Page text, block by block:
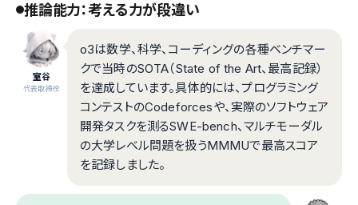
推論能力：考える力が段違い
室谷
代表取締役
o3は数学、科学、コーディングの各種ベンチマー
クで当時のSOTA（State of the Art、最高記録）
を達成しています。具体的には、プログラミング
コンテストのCodeforcesや、実際のソフトウェア
開発タスクを測るSWE-bench、マルチモーダル
の大学レベル問題を扱うMMMUで最高スコア
を記録しました。